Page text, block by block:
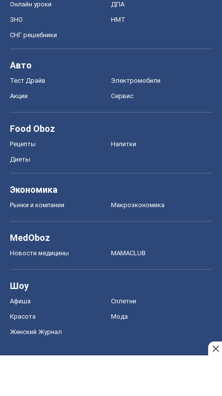
Онлайн уроки ДПА
ЗНО НМТ
СНГ решебники
Авто
Тест Драйв Электромобили
Акции Сервис
Food Oboz
Рецепты Напитки
Диеты
Экономика
Рынки и компании Mакроэкономика
MedOboz
Новости медицины MAMACLUB
Шоу
Афиша Сплетни
Красота Мода
Женский Журнал